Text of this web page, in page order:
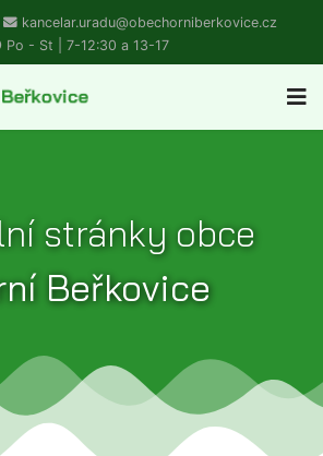
kancelar.uradu@obechorniberkovice.cz
Po - St | 7-12:30 a 13-17
stránky obce
Beřkovice